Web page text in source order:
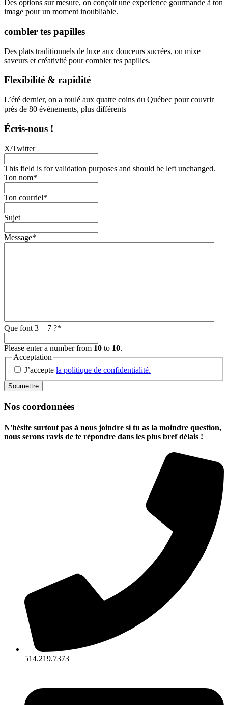
Des options sur mesure, on conçoit une expérience gourmande à ton
image pour un moment inoubliable.
combler tes papilles
Des plats traditionnels de luxe aux douceurs sucrées, on mixe
saveurs et créativité pour combler tes papilles.
Flexibilité & rapidité
L’été dernier, on a roulé aux quatre coins du Québec pour couvrir
près de 80 événements, plus différents
Écris-nous !
X/Twitter
This field is for validation purposes and should be left unchanged.
Ton nom*
Ton courriel*
Sujet
Message*
Que font 3 + 7 ?*
Please enter a number from 10 to 10.
Acceptation
J’accepte la politique de confidentialité.
Nos coordonnées
N'hésite surtout pas à nous joindre si tu as la moindre question,
nous serons ravis de te répondre dans les plus bref délais !
514.219.7373